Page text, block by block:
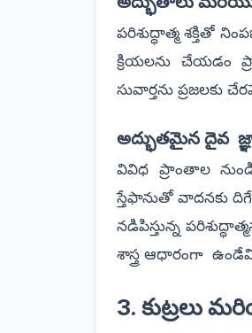
పరిశుద్ధాత్మ శక్తితో
క్రియలను చేయడం
సువార్తను ప్రజలకు
అద్భుతమైన దైవ
వివిధ ప్రాంతాల
స్తేఫానుతో వాదనకు
నడిపిస్తున్న
శాస్త్ర ఆధారంగా
3. కుట్రలు